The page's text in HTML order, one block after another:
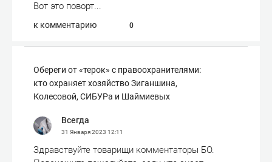
Вот это поворт...
к комментарию 0
Обереги от «терок» с правоохранителями:
кто охраняет хозяйство Зиганшина,
Колесовой, СИБУРа и Шаймиевых
Всегда
31 Января 2023 12:11
Здравствуйте товарищи комментаторы БО.